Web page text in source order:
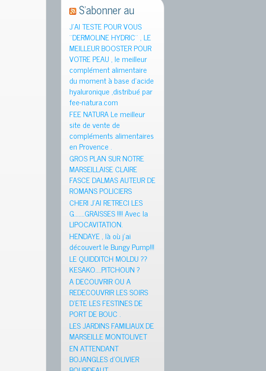
S’abonner au
J’AI TESTE POUR VOUS
¨DERMOLINE HYDRIC¨ , LE
MEILLEUR BOOSTER POUR
VOTRE PEAU , le meilleur
complément alimentaire
du moment à base d’acide
hyaluronique ,distribué par
fee-natura.com
FEE NATURA Le meilleur
site de vente de
compléments alimentaires
en Provence .
GROS PLAN SUR NOTRE
MARSEILLAISE CLAIRE
FASCE DALMAS AUTEUR DE
ROMANS POLICIERS
CHERI J’AI RETRECI LES
G…….GRAISSES !!!! Avec la
LIPOCAVITATION.
HENDAYE , là où j’ai
découvert le Bungy Pump!!!
LE QUIDDITCH MOLDU ??
KESAKO….PITCHOUN ?
A DECOUVRIR OU A
REDECOUVRIR LES SOIRS
D’ETE LES FESTINES DE
PORT DE BOUC .
LES JARDINS FAMILIAUX DE
MARSEILLE MONTOLIVET
EN ATTENDANT
BOJANGLES d’OLIVIER